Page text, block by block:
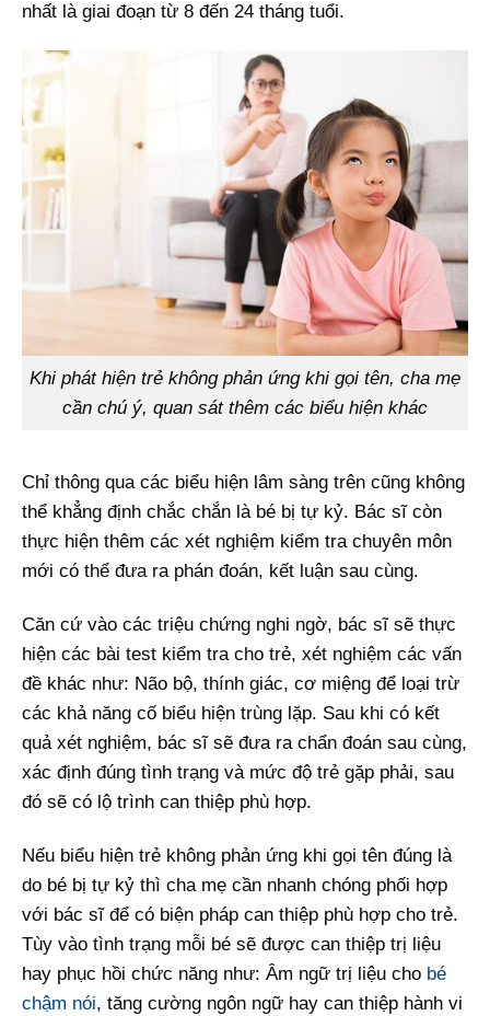
nhất là giai đoạn từ 8 đến 24 tháng tuổi.
Khi phát hiện trẻ không phản ứng khi gọi tên, cha mẹ
cần chú ý, quan sát thêm các biểu hiện khác
Chỉ thông qua các biểu hiện lâm sàng trên cũng không
thể khẳng định chắc chắn là bé bị tự kỷ. Bác sĩ còn
thực hiện thêm các xét nghiệm kiểm tra chuyên môn
mới có thể đưa ra phán đoán, kết luận sau cùng.
Căn cứ vào các triệu chứng nghi ngờ, bác sĩ sẽ thực
hiện các bài test kiểm tra cho trẻ, xét nghiệm các vấn
đề khác như: Não bộ, thính giác, cơ miệng để loại trừ
các khả năng cố biểu hiện trùng lặp. Sau khi có kết
quả xét nghiệm, bác sĩ sẽ đưa ra chẩn đoán sau cùng,
xác định đúng tình trạng và mức độ trẻ gặp phải, sau
đó sẽ có lộ trình can thiệp phù hợp.
Nếu biểu hiện trẻ không phản ứng khi gọi tên đúng là
do bé bị tự kỷ thì cha mẹ cần nhanh chóng phối hợp
với bác sĩ để có biện pháp can thiệp phù hợp cho trẻ.
Tùy vào tình trạng mỗi bé sẽ được can thiệp trị liệu
hay phục hồi chức năng như: Âm ngữ trị liệu cho bé
chậm nói, tăng cường ngôn ngữ hay can thiệp hành vi